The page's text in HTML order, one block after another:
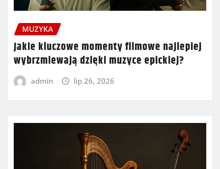
MUZYKA
Jakie kluczowe momenty filmowe najlepiej
wybrzmiewają dzięki muzyce epickiej?
admin lip 26, 2026